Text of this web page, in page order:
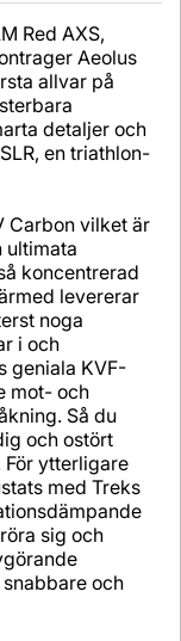
Red AXS,
Aeolus
allvar på
detaljer och
en triathlon-
Carbon vilket är
ultimata
koncentrerad
levererar
noga
i och
geniala KVF-
mot- och
Så du
och ostört
ytterligare
med Treks
sig och
och